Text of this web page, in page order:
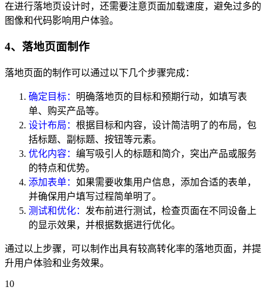
在进行落地页设计时，还需要注意页面加载速度，避免过多的
图像和代码影响用户体验。
4、落地页面制作
落地页面的制作可以通过以下几个步骤完成：
确定目标： 明确落地页的目标和预期行动，如填写表
单、购买产品等。
设计布局： 根据目标和内容，设计简洁明了的布局，包
括标题、副标题、按钮等元素。
优化内容： 编写吸引人的标题和简介，突出产品或服务
的特点和优势。
添加表单： 如果需要收集用户信息，添加合适的表单，
并确保用户填写过程简单明了。
测试和优化： 发布前进行测试，检查页面在不同设备上
的显示效果，并根据数据进行优化。
通过以上步骤，可以制作出具有较高转化率的落地页面，并提
升用户体验和业务效果。
10